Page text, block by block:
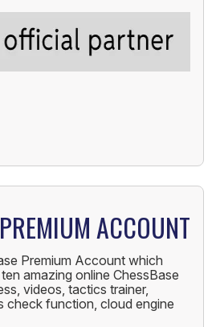
ACCOUNT
Premium Account which
amazing online ChessBase
videos, tactics trainer,
check function, cloud engine